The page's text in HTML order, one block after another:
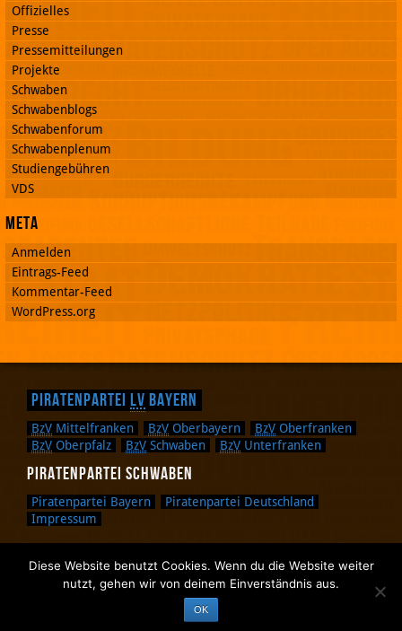
Offizielles
Presse
Pressemitteilungen
Projekte
Schwaben
Schwabenblogs
Schwabenforum
Schwabenplenum
Studiengebühren
VDS
Meta
Anmelden
Eintrags-Feed
Kommentar-Feed
WordPress.org
Piratenpartei LV Bayern
BzV Mittelfranken BzV Oberbayern BzV Oberfranken
BzV Oberpfalz BzV Schwaben BzV Unterfranken
Piratenpartei Schwaben
Piratenpartei Bayern
Piratenpartei Deutschland
Impressum
Zurück nach oben.
Zurück zum Anfang des Textes.
Zurück zur Sucheingabe.
Diese Website benutzt Cookies. Wenn du die Website weiter
nutzt, gehen wir von deinem Einverständnis aus.
OK